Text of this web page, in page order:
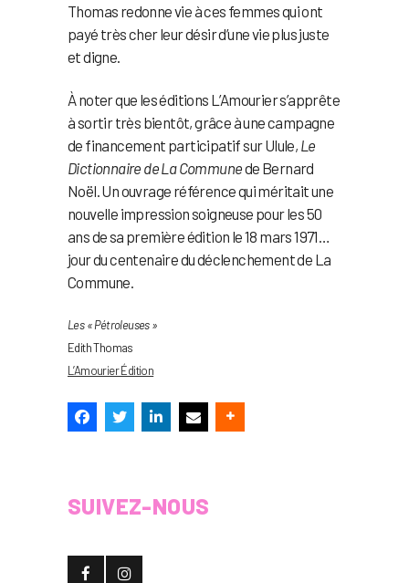
Thomas redonne vie à ces femmes qui ont
payé très cher leur désir d’une vie plus juste
et digne.
À noter que les éditions L’Amourier s’apprête
à sortir très bientôt, grâce à une campagne
de financement participatif sur Ulule, Le
Dictionnaire de La Communede Bernard
Noël. Un ouvrage référence qui méritait une
nouvelle impression soigneuse pour les 50
ans de sa première édition le 18 mars 1971…
jour du centenaire du déclenchement de La
Commune.
Les « Pétroleuses »
Edith Thomas
L’Amourier Édition
SUIVEZ-NOUS